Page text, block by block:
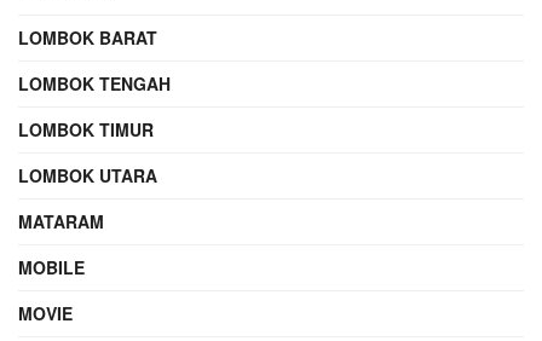
LOMBOK BARAT
LOMBOK TENGAH
LOMBOK TIMUR
LOMBOK UTARA
MATARAM
MOBILE
MOVIE